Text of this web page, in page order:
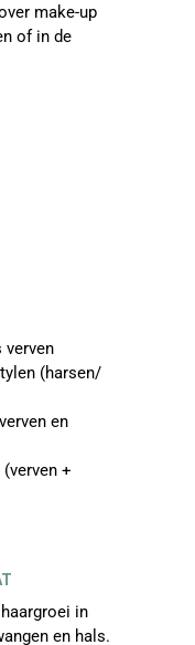
make-up
of in de
verven
(harsen/
en
+
in
en hals.